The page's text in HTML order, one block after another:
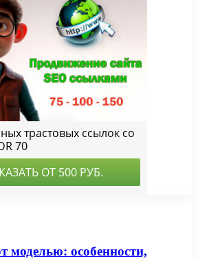
моделью: особенности,